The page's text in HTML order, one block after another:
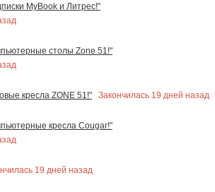
MyBook и Литрес!"
столы Zone 51!"
кресла ZONE 51!"
Закончилась 19 дней назад
кресла Cougar!"
19 дней назад